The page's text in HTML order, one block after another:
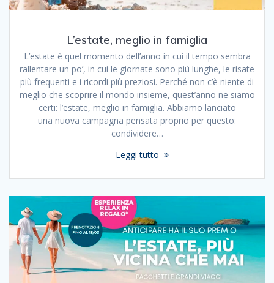
L’estate, meglio in famiglia
L’estate è quel momento dell’anno in cui il tempo sembra
rallentare un po’, in cui le giornate sono più lunghe, le risate
più frequenti e i ricordi più preziosi. Perché non c’è niente di
meglio che scoprire il mondo insieme, quest’anno ne siamo
certi: l’estate, meglio in famiglia. Abbiamo lanciato
una nuova campagna pensata proprio per questo:
condividere…
Leggi tutto